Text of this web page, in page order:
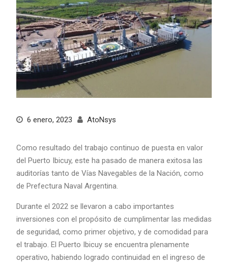
6 enero, 2023 AtoNsys
Como resultado del trabajo continuo de puesta en valor
del Puerto Ibicuy, este ha pasado de manera exitosa las
auditorías tanto de Vías Navegables de la Nación, como
de Prefectura Naval Argentina.
Durante el 2022 se llevaron a cabo importantes
inversiones con el propósito de cumplimentar las medidas
de seguridad, como primer objetivo, y de comodidad para
el trabajo. El Puerto Ibicuy se encuentra plenamente
operativo, habiendo logrado continuidad en el ingreso de